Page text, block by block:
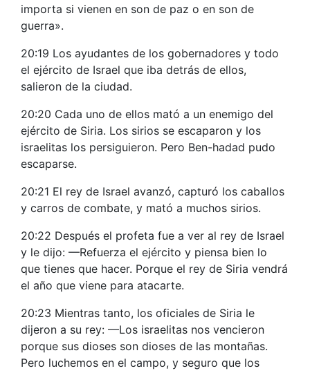
importa si vienen en son de paz o en son de
guerra».
20:19 Los ayudantes de los gobernadores y todo
el ejército de Israel que iba detrás de ellos,
salieron de la ciudad.
20:20 Cada uno de ellos mató a un enemigo del
ejército de Siria. Los sirios se escaparon y los
israelitas los persiguieron. Pero Ben-hadad pudo
escaparse.
20:21 El rey de Israel avanzó, capturó los caballos
y carros de combate, y mató a muchos sirios.
20:22 Después el profeta fue a ver al rey de Israel
y le dijo: —Refuerza el ejército y piensa bien lo
que tienes que hacer. Porque el rey de Siria vendrá
el año que viene para atacarte.
20:23 Mientras tanto, los oficiales de Siria le
dijeron a su rey: —Los israelitas nos vencieron
porque sus dioses son dioses de las montañas.
Pero luchemos en el campo, y seguro que los